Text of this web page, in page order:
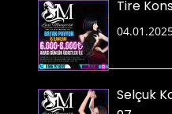
Tire
Selçuk